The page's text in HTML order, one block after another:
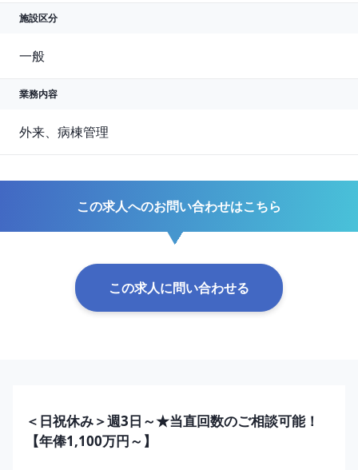
施設区分
一般
業務内容
外来、病棟管理
この求人へのお問い合わせはこちら
この求人に問い合わせる
＜日祝休み＞週3日～★当直回数のご相談可能！
【年俸1,100万円～】